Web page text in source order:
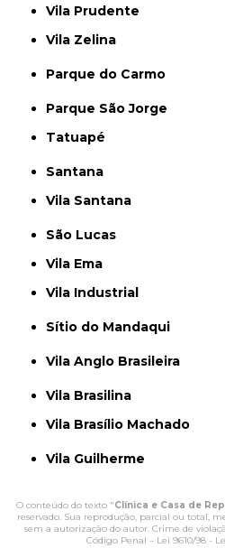
Vila Prudente
Vila Zelina
Parque do Carmo
Parque São Jorge
Tatuapé
Santana
Vila Santana
São Lucas
Vila Ema
Vila Industrial
Sítio do Mandaqui
Vila Anglo Brasileira
Vila Brasilina
Vila Brasílio Machado
Vila Guilherme
O conteúdo do texto "Clínica e Casa de
reservado. Sua reprodução, parcial ou total,
sem a autorização do autor. Crime de
Código Penal – Lei 9610/98 -